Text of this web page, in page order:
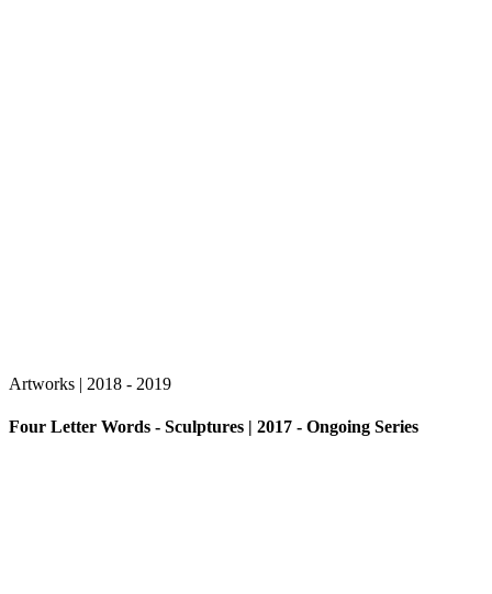
Artworks | 2018 - 2019
Four Letter Words - Sculptures | 2017 - Ongoing Series